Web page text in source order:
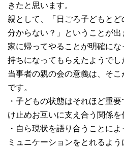
きたと思います。
親として、「日ごろ子どもと
分からない？」ということが
家に帰ってやることが明確に
持ちになってもらえたようでし
当事者の親の会の意義は、そ
です。
・子どもの状態はそれほど重
け止めお互いに支え合う関係を
・自ら現状を語り合うことに
ミュニケーションをとれるよう